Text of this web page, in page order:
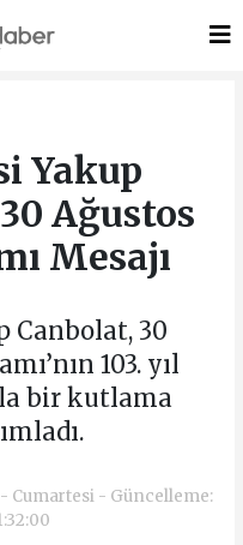
Yakup
Ağustos
Mesajı
Canbolat, 30
103. yıl
bir kutlama
- Cumartesi - Güncelleme: